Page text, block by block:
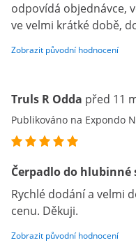
odpovídá objednávce,
ve velmi krátké době,
Zobrazit původní hodnocení
Truls R Odda před 11
Publikováno na Expondo
Čerpadlo do hlubinné
Rychlé dodání a velmi
cenu. Děkuji.
Zobrazit původní hodnocení